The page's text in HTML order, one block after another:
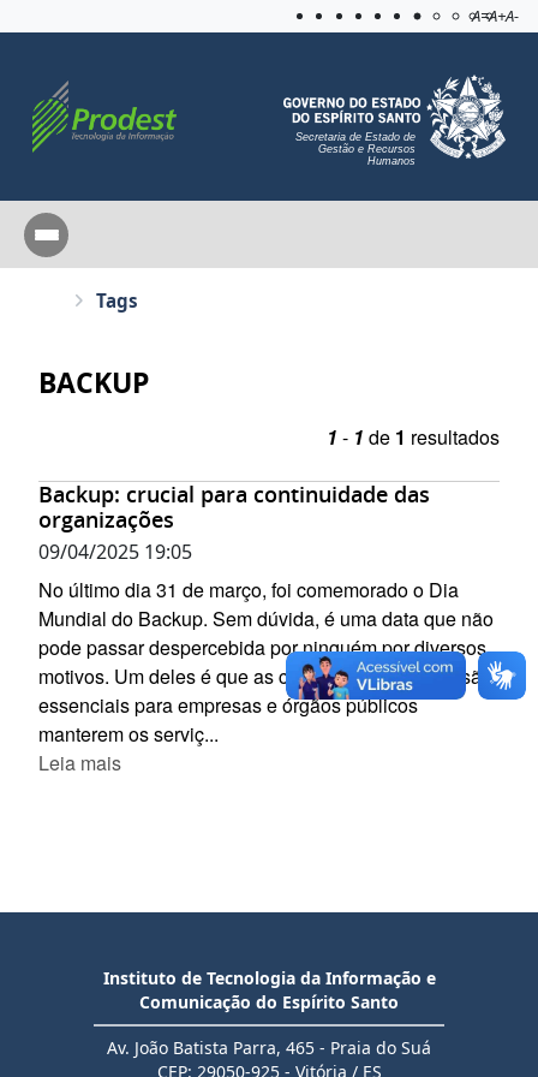
Aplicar
A=A+A-
Secretaria de Estado de
Gestão e Recursos
Humanos
Tags
BACKUP
1 - 1 de 1 resultados
Backup: crucial para continuidade das
organizações
09/04/2025 19:05
No último dia 31 de março, foi comemorado o Dia
Mundial do Backup. Sem dúvida, é uma data que não
pode passar despercebida por ninguém por diversos
motivos. Um deles é que as cópias de segurança são
essenciais para empresas e órgãos públicos
manterem os serviç...
Leia mais
Instituto de Tecnologia da Informação e
Comunicação do Espírito Santo
Av. João Batista Parra, 465 - Praia do Suá
CEP: 29050-925 - Vitória / ES